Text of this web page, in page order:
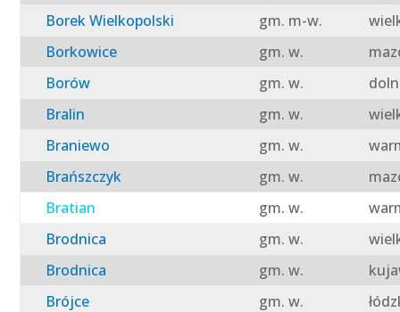
Borek Wielkopolski
gm. m-w.
Borkowice
gm. w.
Borów
gm. w.
Bralin
gm. w.
Braniewo
gm. w.
Brańszczyk
gm. w.
Bratian
gm. w.
Brodnica
gm. w.
Brodnica
gm. w.
Brójce
gm. w.